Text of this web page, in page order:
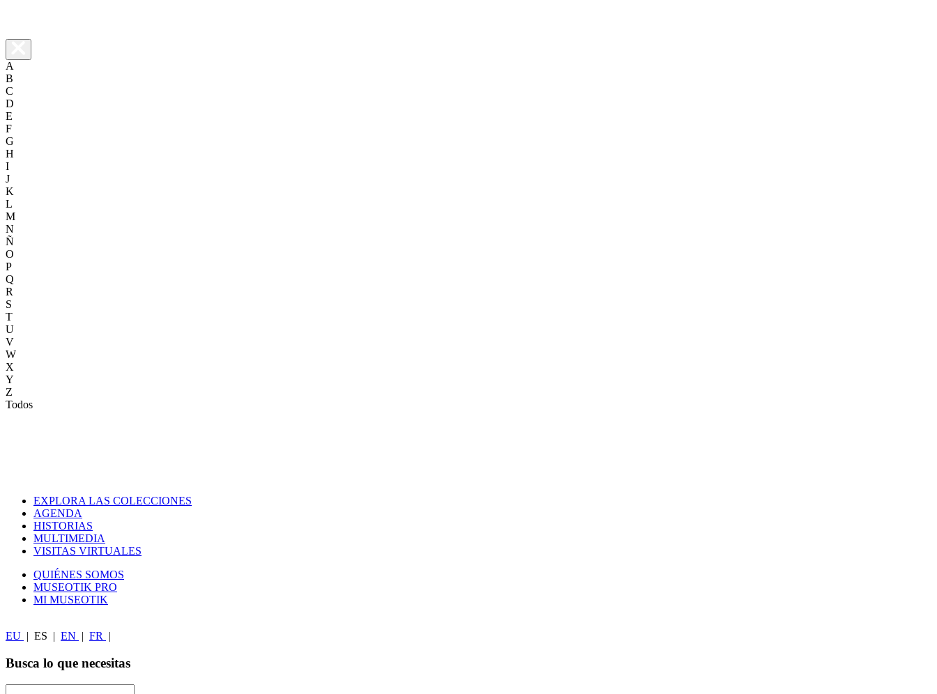
A
B
C
D
E
F
G
H
I
J
K
L
M
N
Ñ
O
P
Q
R
S
T
U
V
W
X
Y
Z
Todos
EXPLORA LAS COLECCIONES
AGENDA
HISTORIAS
MULTIMEDIA
VISITAS VIRTUALES
QUIÉNES SOMOS
MUSEOTIK PRO
MI MUSEOTIK
EU ES EN FR
Busca lo que necesitas